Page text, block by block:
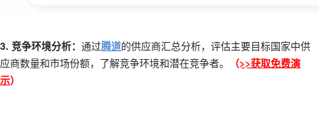
3. 竞争环境分析： 通过腾道的供应商汇总分析，评估主要目标国家中供
应商数量和市场份额，了解竞争环境和潜在竞争者。
（>>获取免费演
示）